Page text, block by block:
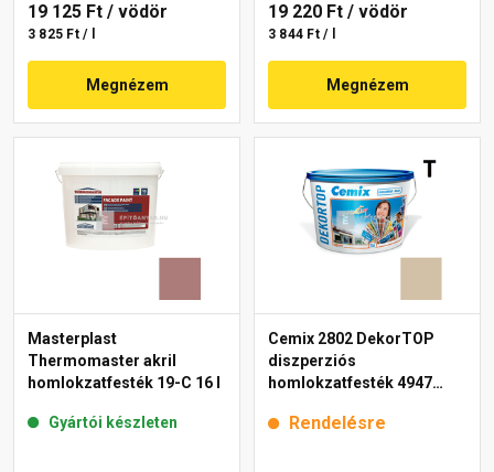
19 125 Ft / vödör
3 825 Ft / l
Megnézem
19 220 Ft / vödör
3 844 Ft / l
Megnézem
Masterplast
Thermomaster akril
homlokzatfesték 19-C 16 l
Gyártói készleten
Cemix 2802 DekorTOP
diszperziós
homlokzatfesték 4947
Rendelésre